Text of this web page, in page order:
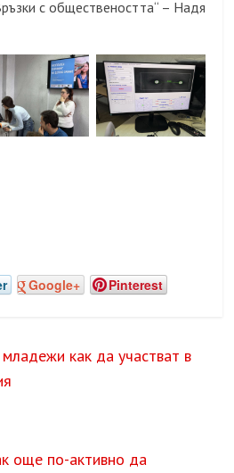
с обществеността“ – Надя
Google+ Pinterest
как да участват в
още по-активно да